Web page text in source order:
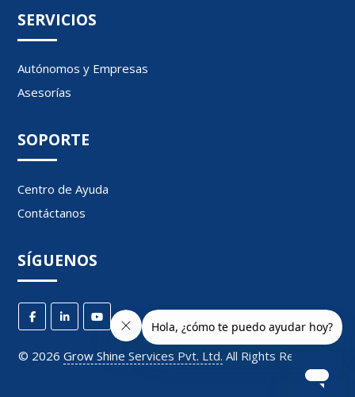
SERVICIOS
Autónomos y Empresas
Asesorías
SOPORTE
Centro de Ayuda
Contáctanos
SÍGUENOS
© 2026 Grow Shine Services Pvt. Ltd. All Rights Reserved.